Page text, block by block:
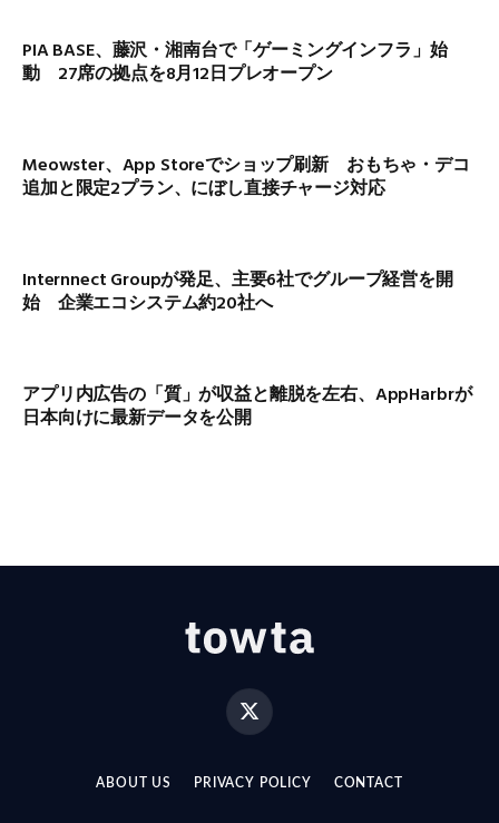
PIA BASE、藤沢・湘南台で「ゲーミングインフラ」始
動 27席の拠点を8月12日プレオープン
Meowster、App Storeでショップ刷新 おもちゃ・デコ
追加と限定2プラン、にぼし直接チャージ対応
Internnect Groupが発足、主要6社でグループ経営を開
始 企業エコシステム約20社へ
アプリ内広告の「質」が収益と離脱を左右、AppHarbrが
日本向けに最新データを公開
X
(Twitter)
ABOUT US PRIVACY POLICY CONTACT